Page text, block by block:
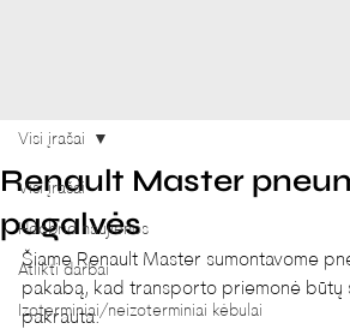
Visi įrašai
Hoobrid naujienos
Atlikti darbai
Izoterminiai/neizoterminiai kėbulai
Visi įrašai
Renault Master
pagalvės
Šiame Renault Master sumontavome
pakabą, kad transporto priemonė būtų
pakrauta.